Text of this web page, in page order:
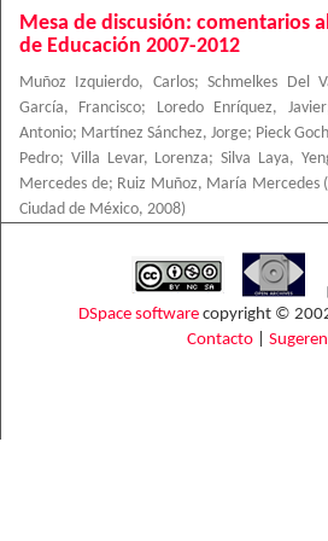
Mesa de discusión: comentarios
de Educación 2007-2012
Muñoz Izquierdo, Carlos;Schmelkes Del
García, Francisco; Loredo Enríquez, Javier
Antonio; Martínez Sánchez, Jorge; Pieck
Pedro; Villa Levar, Lorenza;Silva Laya,
Mercedes de; Ruiz Muñoz, María Mercedes (
Ciudad de México, 2008)
DSpace software copyright ©
Contacto|